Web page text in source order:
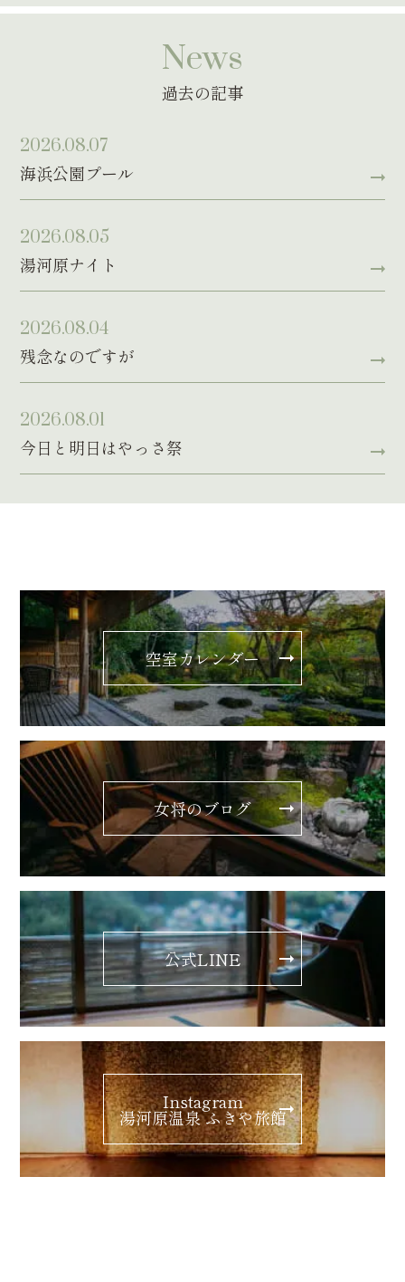
News
過去の記事
2026.08.07
海浜公園プール
2026.08.05
湯河原ナイト
2026.08.04
残念なのですが
2026.08.01
今日と明日はやっさ祭
空室カレンダー
女将のブログ
公式LINE
Instagram
湯河原温泉 ふきや旅館